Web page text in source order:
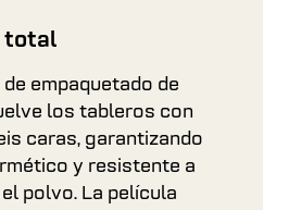
total
empaquetado de
los tableros con
caras, garantizando
y resistente a
polvo. La película